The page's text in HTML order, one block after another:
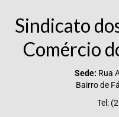
Sindicato
Comércio
Sede: Rua
Bairro de
Tel: